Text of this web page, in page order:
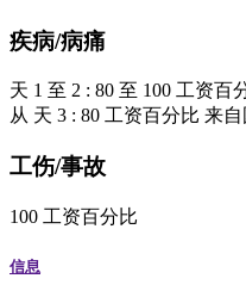
疾病/病痛
天 1 至 2 : 80 至 100 工资百
从 天 3 : 80 工资百分比 来自
工伤/事故
100 工资百分比
信息